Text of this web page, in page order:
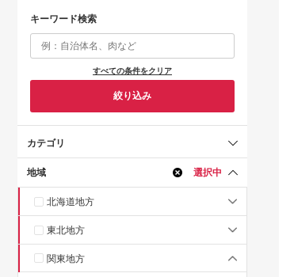
キーワード検索
すべての条件をクリア
絞り込み
カテゴリ
地域 選択中
北海道地方
東北地方
関東地方